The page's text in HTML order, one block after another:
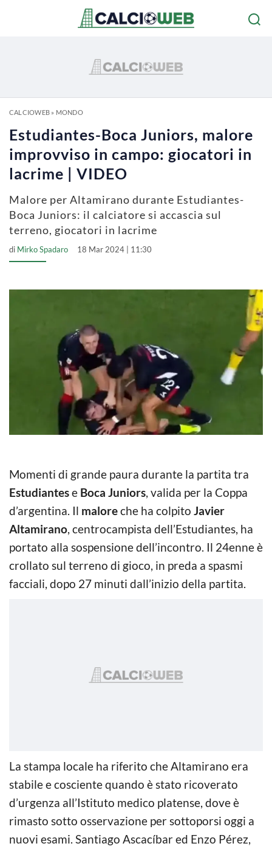
CALCIOWEB» MONDO
Estudiantes-Boca Juniors, malore
improvviso in campo: giocatori in
lacrime | VIDEO
Malore per Altamirano durante Estudiantes-
Boca Juniors: il calciatore si accascia sul
terreno, giocatori in lacrime
di Mirko Spadaro 18 Mar 2024 | 11:30
Momenti di grande paura durante la partita tra
Estudiantese Boca Juniors, valida per la Coppa
d’argentina. Il maloreche ha colpito Javier
Altamirano, centrocampista dell’Estudiantes, ha
portato alla sospensione dell’incontro. Il 24enne è
crollato sul terreno di gioco, in preda a spasmi
facciali, dopo 27 minuti dall’inizio della partita.
La stampa locale ha riferito che Altamirano era
stabile e cosciente quando è stato ricoverato
d’urgenza all’Istituto medico platense, dove è
rimasto sotto osservazione per sottoporsi oggi a
nuovi esami. Santiago Ascacíbar ed Enzo Pérez,